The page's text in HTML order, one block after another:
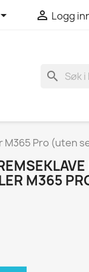
 Logg
search
M365 Pro (uten
M365